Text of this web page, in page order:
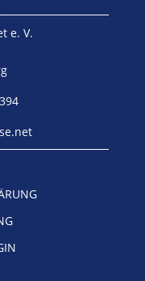
e. V.